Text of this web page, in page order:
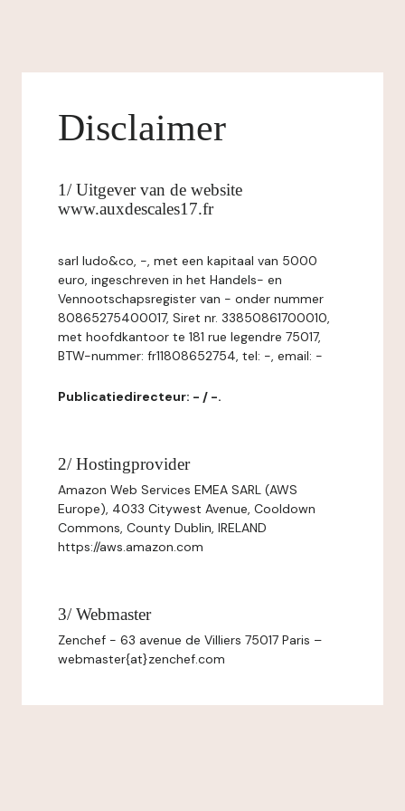
Disclaimer
1/ Uitgever van de website
www.auxdescales17.fr
sarl ludo&co, -, met een kapitaal van 5000
euro, ingeschreven in het Handels- en
Vennootschapsregister van - onder nummer
80865275400017, Siret nr. 33850861700010,
met hoofdkantoor te 181 rue legendre 75017,
BTW-nummer: fr11808652754, tel: -, email: -
Publicatiedirecteur: - / -.
2/ Hostingprovider
Amazon Web Services EMEA SARL (AWS
Europe), 4033 Citywest Avenue, Cooldown
Commons, County Dublin, IRELAND
https://aws.amazon.com
3/ Webmaster
Zenchef - 63 avenue de Villiers 75017 Paris –
webmaster{at}zenchef.com